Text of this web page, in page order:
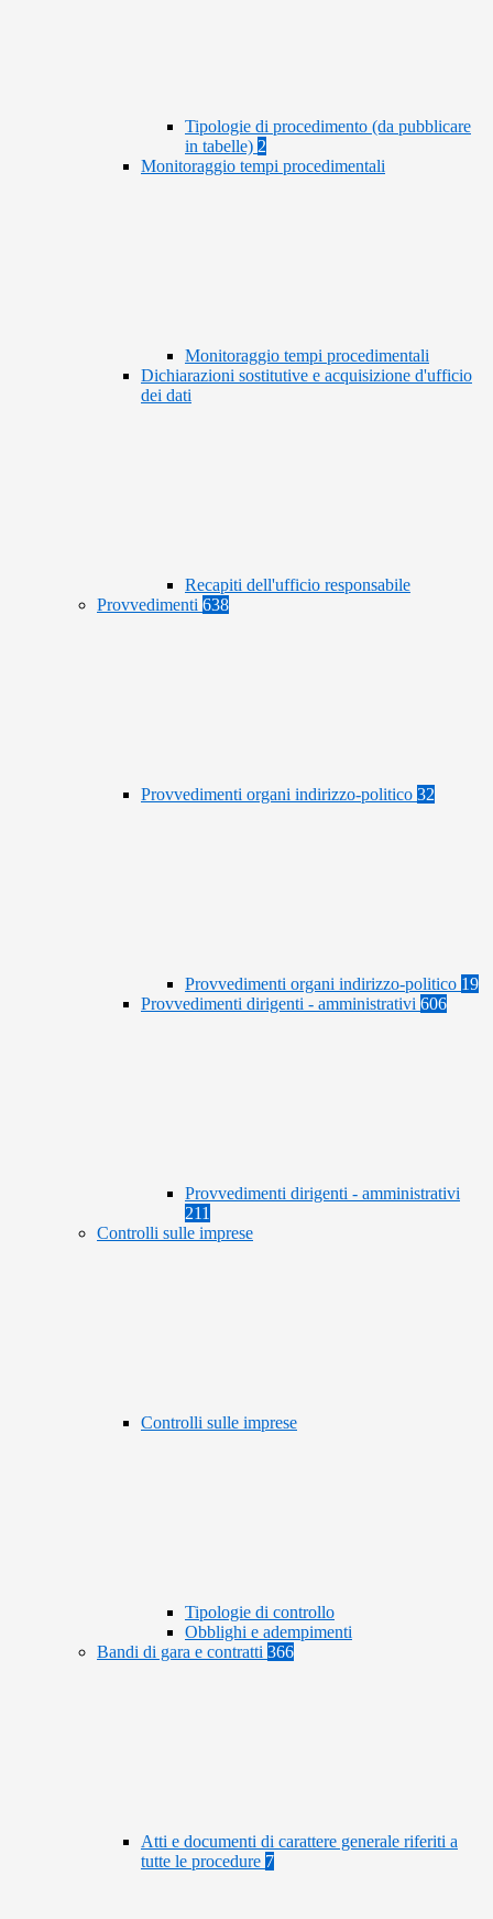
Tipologie di procedimento (da pubblicare
in tabelle) 2
Monitoraggio tempi procedimentali
Monitoraggio tempi procedimentali
Dichiarazioni sostitutive e acquisizione d'ufficio
dei dati
Recapiti dell'ufficio responsabile
Provvedimenti 638
Provvedimenti organi indirizzo-politico 32
Provvedimenti organi indirizzo-politico 19
Provvedimenti dirigenti - amministrativi 606
Provvedimenti dirigenti - amministrativi
211
Controlli sulle imprese
Controlli sulle imprese
Tipologie di controllo
Obblighi e adempimenti
Bandi di gara e contratti 366
Atti e documenti di carattere generale riferiti a
tutte le procedure 7